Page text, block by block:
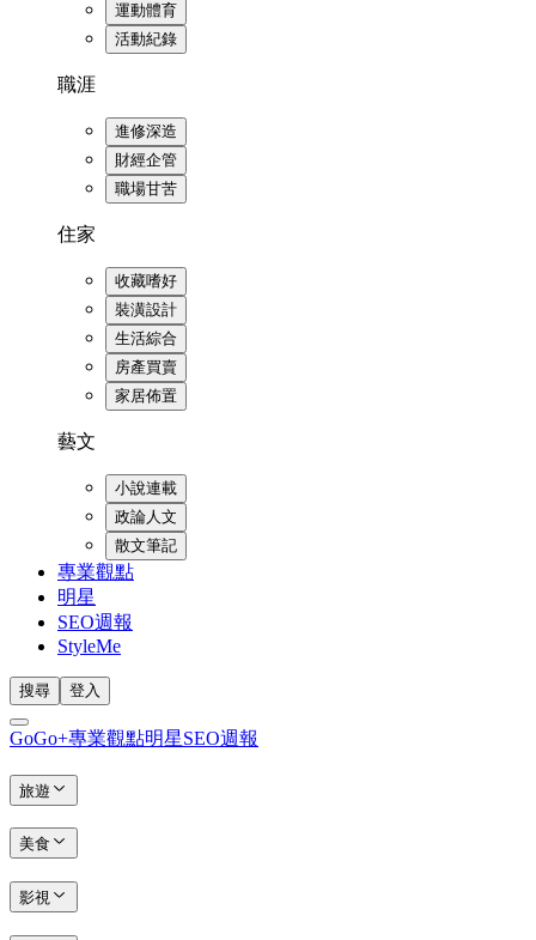
運動體育
活動紀錄
職涯
進修深造
財經企管
職場甘苦
住家
收藏嗜好
裝潢設計
生活綜合
房產買賣
家居佈置
藝文
小說連載
政論人文
散文筆記
專業觀點
明星
SEO週報
StyleMe
搜尋 登入
GoGo+專業觀點明星SEO週報
旅遊
美食
影視